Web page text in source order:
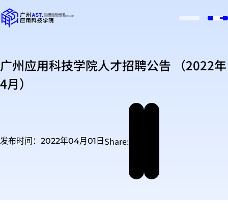
广州应用科技学院人才招聘公告 （2022年
4月）
发布时间：2022年04月01日 Share: